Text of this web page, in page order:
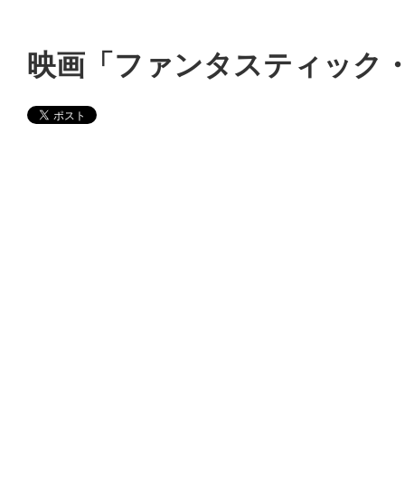
映画「ファンタスティッ